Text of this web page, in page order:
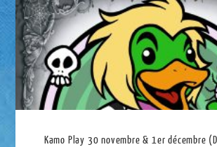
Kamo Play 30 novembre & 1er décembre